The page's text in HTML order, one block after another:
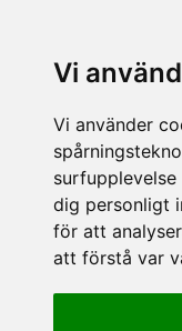
Vi
Vi använder
dig personligt
för att
att förstå var